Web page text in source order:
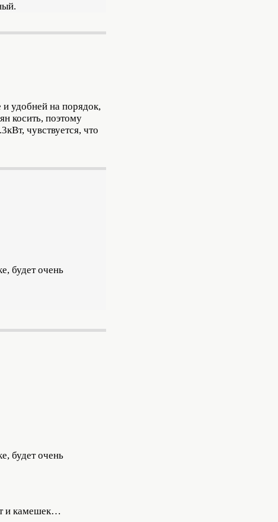
удобней на порядок,
косить, поэтому
чувствуется, что
будет очень
будет очень
и камешек…